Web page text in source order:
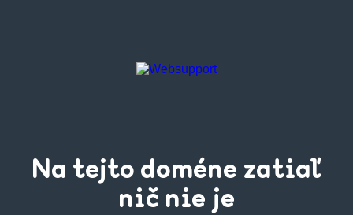
Na tejto doméne zatiaľ
nič nie je